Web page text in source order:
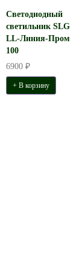
Светодиодный
светильник SLG
LL-Линия-Пром
100
6900 ₽
+ В корзину